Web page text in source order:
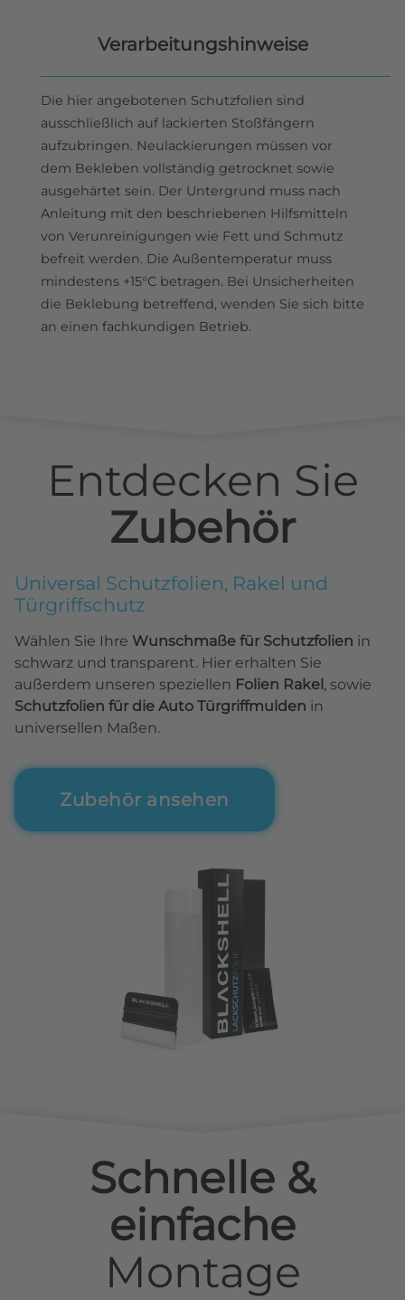
Verarbeitungshinweise
Die hier angebotenen Schutzfolien sind
ausschließlich auf lackierten Stoßfängern
aufzubringen. Neulackierungen müssen vor
dem Bekleben vollständig getrocknet sowie
ausgehärtet sein. Der Untergrund muss nach
Anleitung mit den beschriebenen Hilfsmitteln
von Verunreinigungen wie Fett und Schmutz
befreit werden. Die Außentemperatur muss
mindestens +15°C betragen. Bei Unsicherheiten
die Beklebung betreffend, wenden Sie sich bitte
an einen fachkundigen Betrieb.
Entdecken Sie
Zubehör
Universal Schutzfolien, Rakel und
Türgriffschutz
Wählen Sie Ihre Wunschmaße für Schutzfolien in
schwarz und transparent. Hier erhalten Sie
außerdem unseren speziellen Folien Rakel , sowie
Schutzfolien für die Auto Türgriffmulden in
universellen Maßen.
Zubehör ansehen
Schnelle &
einfache
Montage